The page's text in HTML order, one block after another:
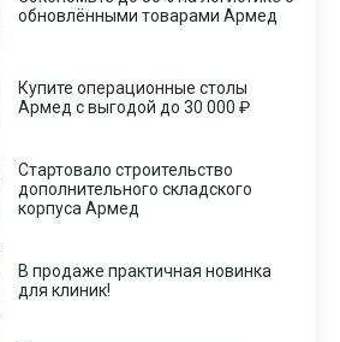
обновлёнными товарами Армед
Купите операционные столы
Армед с выгодой до 30 000 ₽
Стартовало строительство
дополнительного складского
корпуса Армед
В продаже практичная новинка
для клиник!